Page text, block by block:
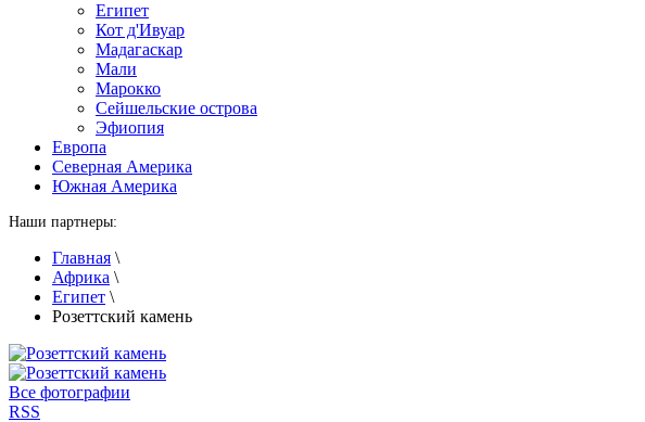
Египет
Кот д'Ивуар
Мадагаскар
Мали
Марокко
Сейшельские острова
Эфиопия
Европа
Северная Америка
Южная Америка
Наши партнеры:
Главная \
Африка \
Египет \
Розеттский камень
Все фотографии
RSS